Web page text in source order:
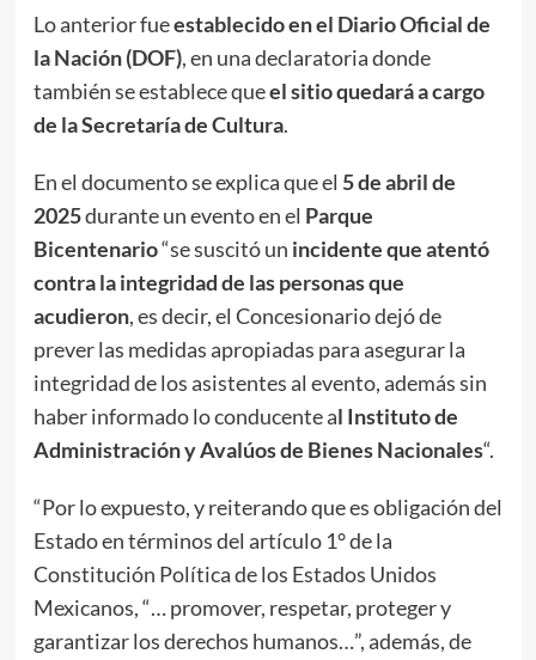
Lo anterior fueestablecido en el Diario Oficial de
la Nación (DOF), en una declaratoria donde
también se establece queel sitio quedará a cargo
de la Secretaría de Cultura.
En el documento se explica que el 5 de abril de
2025durante un evento en el Parque
Bicentenario“se suscitó un incidente que atentó
contra la integridad de las personas que
acudieron, es decir, el Concesionario dejó de
prever las medidas apropiadas para asegurar la
integridad de los asistentes al evento, además sin
haber informado lo conducente al Instituto de
Administración y Avalúos de Bienes Nacionales“.
“Por lo expuesto, y reiterando que es obligación del
Estado en términos del artículo 1° de la
Constitución Política de los Estados Unidos
Mexicanos, “… promover, respetar, proteger y
garantizar los derechos humanos…”, además, de